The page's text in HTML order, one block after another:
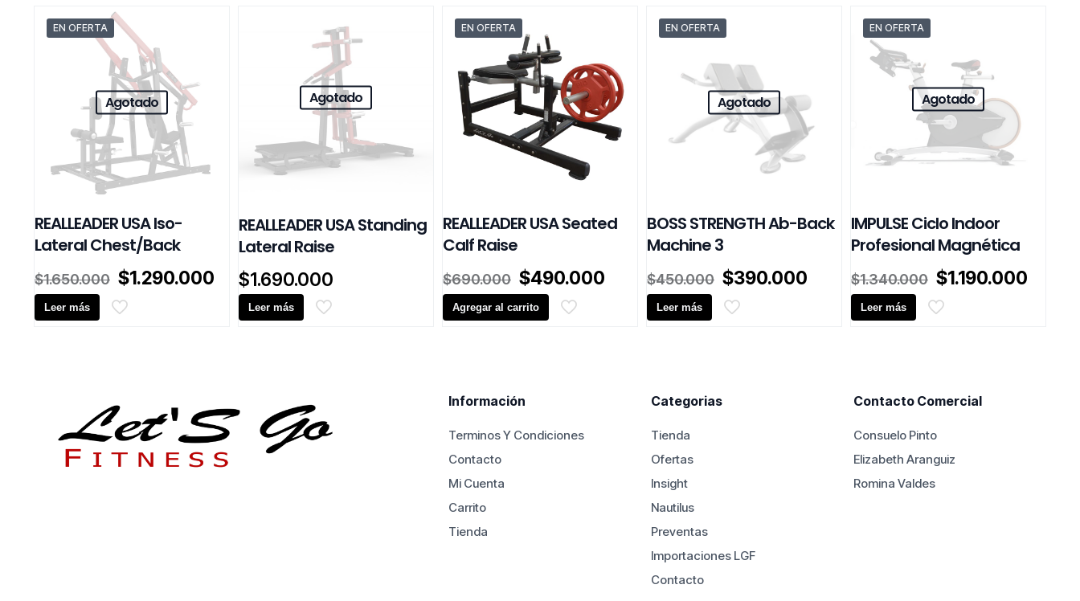
EN OFERTA
Agotado
REALLEADER USA Iso-
Lateral Chest/Back
$1.650.000 El
precio
original
$1.290.000
precio
actual
Leer más
Agotado
REALLEADER USA Standing
Lateral Raise
$1.690.000
Leer más
EN OFERTA
REALLEADER USA Seated
Calf Raise
$690.000 El
precio
original
$490.000
precio
Agregar al carrito
EN OFERTA
Agotado
BOSS STRENGTH Ab-Back
Machine 3
$450.000 El
precio
original
$390.000
precio
Leer más
EN OFERTA
Agotado
IMPULSE Ciclo Indoor
Profesional Magnética
$1.340.000 El
precio
original
$1.190.000
Leer más
Información
Terminos Y Condiciones
Contacto
Mi Cuenta
Carrito
Tienda
Categorias
Tienda
Ofertas
Insight
Nautilus
Preventas
Importaciones LGF
Contacto
Contacto Comercial
Consuelo Pinto
Elizabeth Aranguiz
Romina Valdes